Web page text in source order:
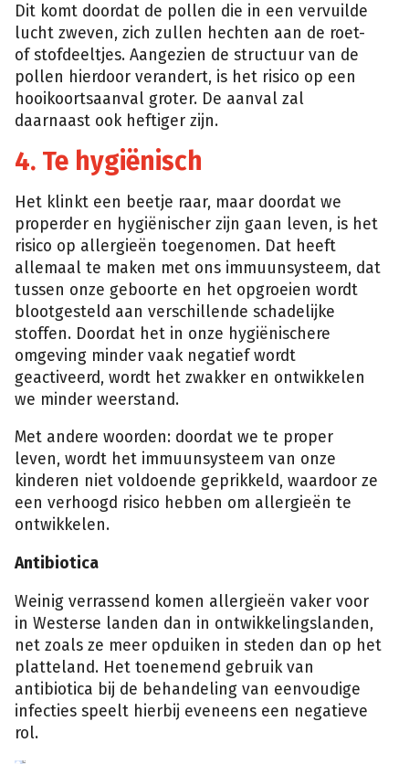
Dit komt doordat de pollen die in een vervuilde
lucht zweven, zich zullen hechten aan de roet-
of stofdeeltjes. Aangezien de structuur van de
pollen hierdoor verandert, is het risico op een
hooikoortsaanval groter. De aanval zal
daarnaast ook heftiger zijn.
4. Te hygiënisch
Het klinkt een beetje raar, maar doordat we
properder en hygiënischer zijn gaan leven, is het
risico op allergieën toegenomen. Dat heeft
allemaal te maken met ons immuunsysteem, dat
tussen onze geboorte en het opgroeien wordt
blootgesteld aan verschillende schadelijke
stoffen. Doordat het in onze hygiënischere
omgeving minder vaak negatief wordt
geactiveerd, wordt het zwakker en ontwikkelen
we minder weerstand.
Met andere woorden: doordat we te proper
leven, wordt het immuunsysteem van onze
kinderen niet voldoende geprikkeld, waardoor ze
een verhoogd risico hebben om allergieën te
ontwikkelen.
Antibiotica
Weinig verrassend komen allergieën vaker voor
in Westerse landen dan in ontwikkelingslanden,
net zoals ze meer opduiken in steden dan op het
platteland. Het toenemend gebruik van
antibiotica bij de behandeling van eenvoudige
infecties speelt hierbij eveneens een negatieve
rol.